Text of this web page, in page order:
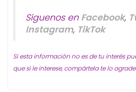
Síguenos en Facebook,
Instagram, TikTok
Si esta información no es de tu interés
que si le interese, compártela te lo